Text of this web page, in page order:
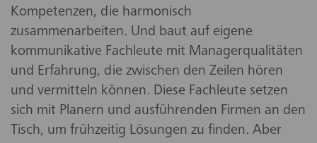
Kompetenzen, die harmonisch
zusammenarbeiten. Und baut auf eigene
kommunikative Fachleute mit Managerqualitäten
und Erfahrung, die zwischen den Zeilen hören
und vermitteln können. Diese Fachleute setzen
sich mit Planern und ausführenden Firmen an den
Tisch, um frühzeitig Lösungen zu finden. Aber